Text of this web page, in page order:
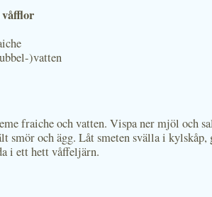
våfflor
)vatten
fraiche och vatten. Vispa ner mjöl och
smör och ägg. Låt smeten svälla i kylskåp,
i ett hett våffeljärn.